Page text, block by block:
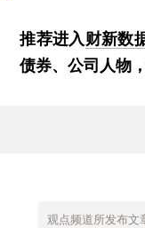
推荐进入财新数
债券、公司人物
观点频道所发布文